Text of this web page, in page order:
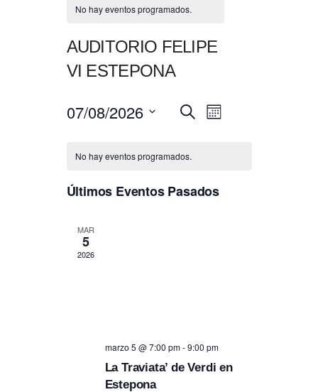
No hay eventos programados.
AUDITORIO FELIPE
VI ESTEPONA
NAVEGACIÓN
BÚSQUEDA
VISTAS
BuscarNavegación
de
Mes
07/08/2026
No hay eventos programados.
Últimos Eventos Pasados
MAR
5
2026
marzo 5 @ 7:00 pm-9:00 pm
La Traviata’ de Verdi en
Estepona